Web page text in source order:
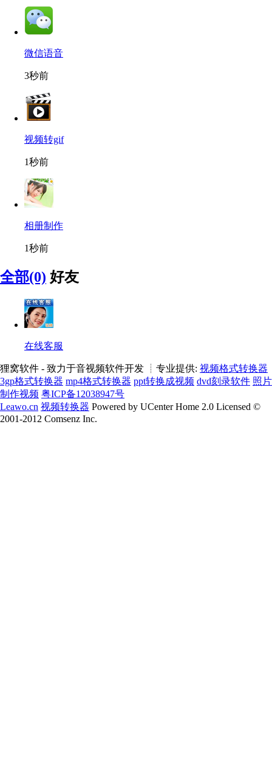
微信语音
3秒前
视频转gif
1秒前
相册制作
1秒前
全部(0) 好友
在线客服
狸窝软件 - 致力于音视频软件开发 ┊专业提供: 视频格式转换器
3gp格式转换器 mp4格式转换器 ppt转换成视频 dvd刻录软件 照片
制作视频 粤ICP备12038947号
Leawo.cn 视频转换器 Powered by UCenter Home 2.0 Licensed ©
2001-2012 Comsenz Inc.